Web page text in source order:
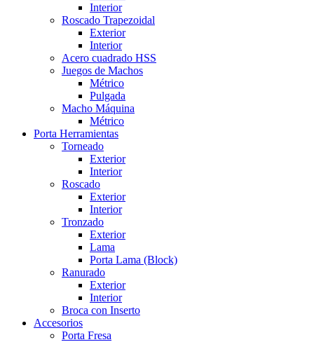
Interior
Roscado Trapezoidal
Exterior
Interior
Acero cuadrado HSS
Juegos de Machos
Métrico
Pulgada
Macho Máquina
Métrico
Porta Herramientas
Torneado
Exterior
Interior
Roscado
Exterior
Interior
Tronzado
Exterior
Lama
Porta Lama (Block)
Ranurado
Exterior
Interior
Broca con Inserto
Accesorios
Porta Fresa